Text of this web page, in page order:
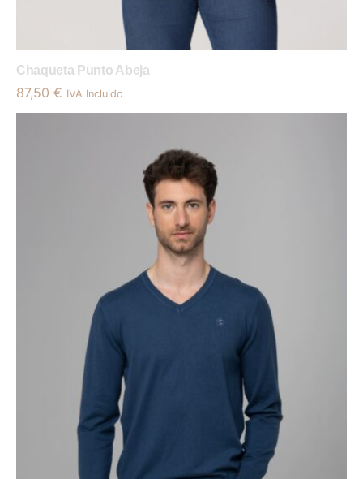
Chaqueta Punto Abeja
87,50 € IVA Incluido